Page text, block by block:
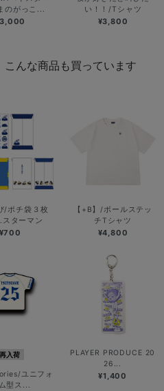
のがっこ...
い！！/Tシャツ
¥3,800
こんな商品も買っています
/ポチ袋３枚
スターマン
¥700
【+B】/ボールステッ
チTシャツ
¥4,800
再入荷
ユニフォ
型ス...
PLAYER PRODUCE 20
26...
¥1,400